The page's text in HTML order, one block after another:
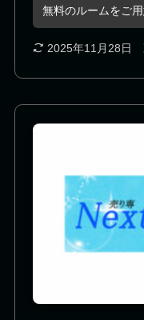
無料のルームをご
待ちしております
ストも随時募集中
2025年11月28日